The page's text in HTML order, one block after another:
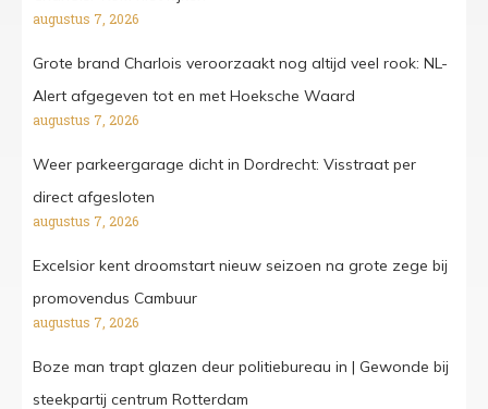
augustus 7, 2026
Grote brand Charlois veroorzaakt nog altijd veel rook: NL-
Alert afgegeven tot en met Hoeksche Waard
augustus 7, 2026
Weer parkeergarage dicht in Dordrecht: Visstraat per
direct afgesloten
augustus 7, 2026
Excelsior kent droomstart nieuw seizoen na grote zege bij
promovendus Cambuur
augustus 7, 2026
Boze man trapt glazen deur politiebureau in | Gewonde bij
steekpartij centrum Rotterdam